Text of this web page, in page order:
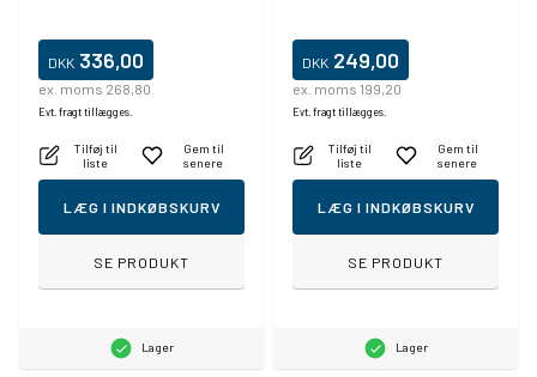
DKK 336,00
ex. moms 268,80
Evt. fragt tillægges.
Tilføj til
liste
Gem til
senere
LÆG I INDKØBSKURV
SE PRODUKT
Lager
DKK 249,00
ex. moms 199,20
Evt. fragt tillægges.
Tilføj til
liste
Gem til
senere
LÆG I INDKØBSKURV
SE PRODUKT
Lager